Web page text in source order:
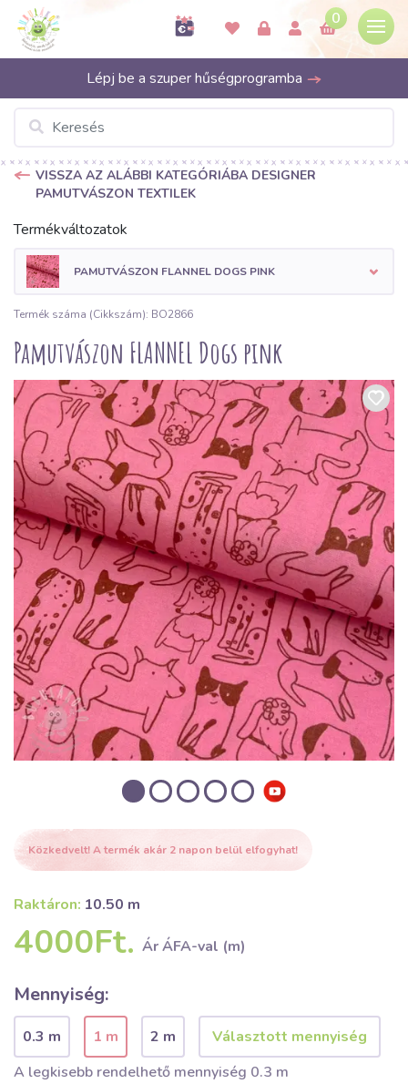
0
Lépj be a szuper hűségprogramba
VISSZA AZ ALÁBBI KATEGÓRIÁBA DESIGNER
PAMUTVÁSZON TEXTILEK
Termékváltozatok
PAMUTVÁSZON FLANNEL DOGS PINK
Termék száma (Cikkszám): BO2866
Pamutvászon FLANNEL Dogs pink
Közkedvelt! A termék akár 2 napon belül elfogyhat!
Raktáron: 10.50 m
4000Ft. Ár ÁFA-val (m)
Mennyiség:
0.3 m 1 m
2 m
A legkisebb rendelhető mennyiség 0.3 m